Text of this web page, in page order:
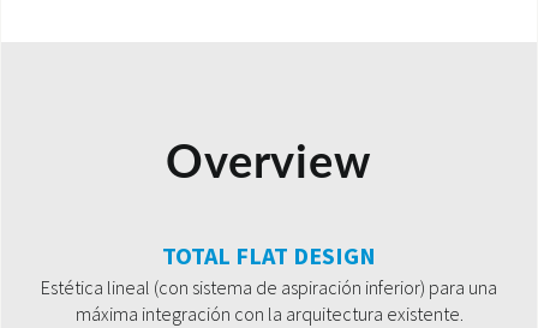
Overview
TOTAL FLAT DESIGN
Estética lineal (con sistema de aspiración inferior) para una
máxima integración con la arquitectura existente.